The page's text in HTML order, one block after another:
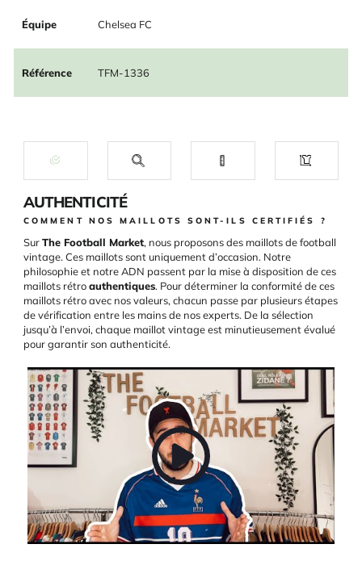
Équipe Chelsea FC
Référence TFM-1336
AUTHENTICITÉ
COMMENT NOS MAILLOTS SONT-ILS CERTIFIÉS ?
SurThe Football Market, nous proposons des maillots de football
vintage. Ces maillots sont uniquement d’occasion. Notre
philosophie et notre ADN passent par la mise à disposition de ces
maillots rétroauthentiques. Pour déterminer la conformité de ces
maillots rétro avec nos valeurs, chacun passe par plusieurs étapes
de vérification entre les mains de nos experts. De la sélection
jusqu’à l’envoi, chaque maillot vintage est minutieusement évalué
pour garantir son authenticité.